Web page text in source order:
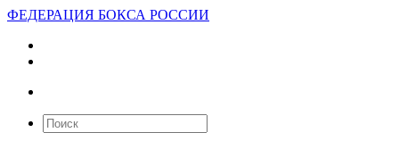
ФЕДЕРАЦИЯ БОКСА РОССИИ